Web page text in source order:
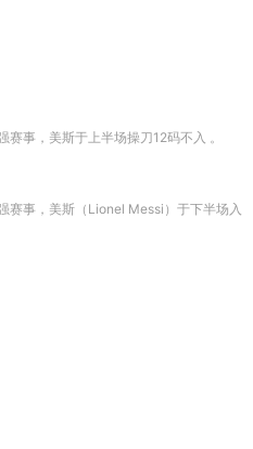
事，美斯于上半场操刀12码不入 。
赛事，美斯（Lionel Messi）于下半场入